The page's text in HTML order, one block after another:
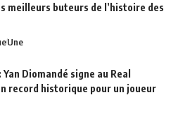
meilleurs buteurs de l’histoire des
Une
Diomandé signe au Real
record historique pour un joueur